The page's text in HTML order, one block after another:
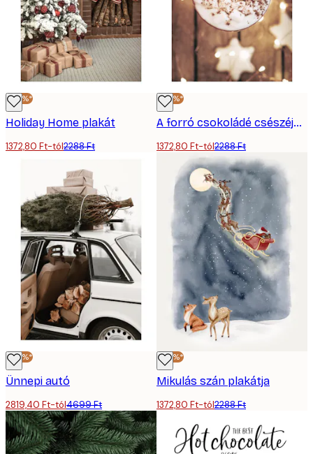
-40%*
Holiday Home plakát
1372,80 Ft-tól2288 Ft
-40%*
A forró csokoládé csészéje Plakát
1372,80 Ft-tól2288 Ft
-40%*
Ünnepi autó
2819,40 Ft-tól4699 Ft
-40%*
Mikulás szán plakátja
1372,80 Ft-tól2288 Ft